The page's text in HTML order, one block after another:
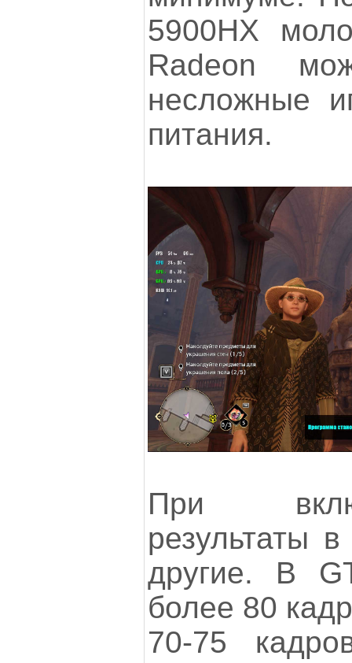
5900HX
Radeon
несложные
питания.
При
результаты
другие. В
более 80
70-75